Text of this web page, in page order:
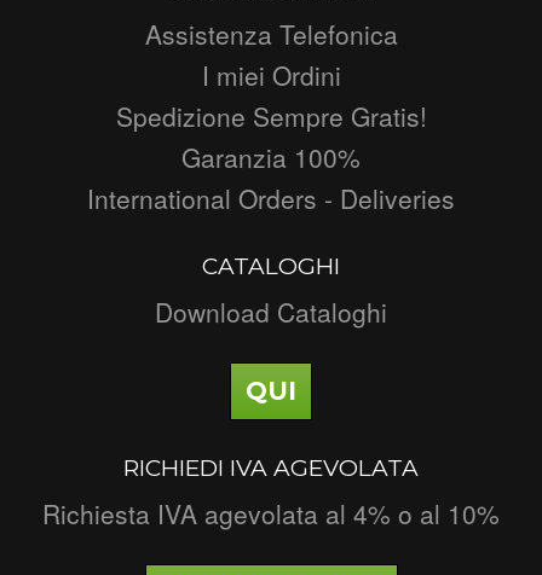
Assistenza Telefonica
I miei Ordini
Spedizione Sempre Gratis!
Garanzia 100%
International Orders - Deliveries
CATALOGHI
Download Cataloghi
QUI
RICHIEDI IVA AGEVOLATA
Richiesta IVA agevolata al 4% o al 10%